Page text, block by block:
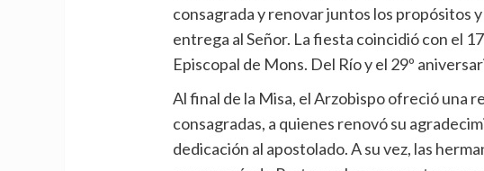
consagrada y renovar juntos los propósitos
entrega al Señor. La fiesta coincidió con el
Episcopal de Mons. Del Río y el 29º
Al final de la Misa, el Arzobispo ofreció una
consagradas, a quienes renovó su
dedicación al apostolado. A su vez, las